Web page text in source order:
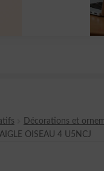
Décorations et
OISEAU 4 U5NCJ